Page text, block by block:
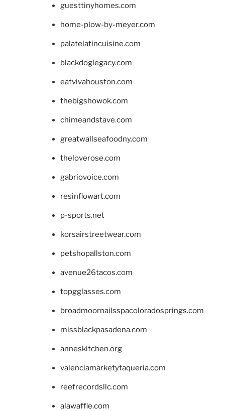
guesttinyhomes.com
home-plow-by-meyer.com
palatelatincuisine.com
blackdoglegacy.com
eatvivahouston.com
thebigshowok.com
chimeandstave.com
greatwallseafoodny.com
theloverose.com
gabriovoice.com
resinflowart.com
p-sports.net
korsairstreetwear.com
petshopallston.com
avenue26tacos.com
topgglasses.com
broadmoornailsspacoloradosprings.com
missblackpasadena.com
anneskitchen.org
valenciamarketytaqueria.com
reefrecordsllc.com
alawaffle.com